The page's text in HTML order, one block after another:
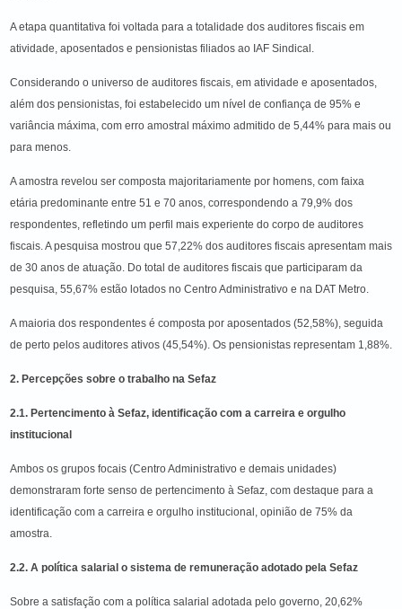
A etapa quantitativa foi voltada para a totalidade dos auditores fiscais em
atividade, aposentados e pensionistas filiados ao IAF Sindical.
Considerando o universo de auditores fiscais, em atividade e aposentados,
além dos pensionistas, foi estabelecido um nível de confiança de 95% e
variância máxima, com erro amostral máximo admitido de 5,44% para mais ou
para menos.
A amostra revelou ser composta majoritariamente por homens, com faixa
etária predominante entre 51 e 70 anos, correspondendo a 79,9% dos
respondentes, refletindo um perfil mais experiente do corpo de auditores
fiscais. A pesquisa mostrou que 57,22% dos auditores fiscais apresentam mais
de 30 anos de atuação. Do total de auditores fiscais que participaram da
pesquisa, 55,67% estão lotados no Centro Administrativo e na DAT Metro.
A maioria dos respondentes é composta por aposentados (52,58%), seguida
de perto pelos auditores ativos (45,54%). Os pensionistas representam 1,88%.
2. Percepções sobre o trabalho na Sefaz
2.1. Pertencimento à Sefaz, identificação com a carreira e orgulho
institucional
Ambos os grupos focais (Centro Administrativo e demais unidades)
demonstraram forte senso de pertencimento à Sefaz, com destaque para a
identificação com a carreira e orgulho institucional, opinião de 75% da
amostra.
2.2. A política salarial o sistema de remuneração adotado pela Sefaz
Sobre a satisfação com a política salarial adotada pelo governo, 20,62%